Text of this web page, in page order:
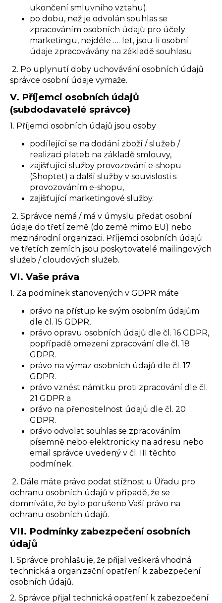
ukončení smluvního vztahu).
po dobu, než je odvolán souhlas se
zpracováním osobních údajů pro účely
marketingu, nejdéle …. let, jsou-li osobní
údaje zpracovávány na základě souhlasu.
2. Po uplynutí doby uchovávání osobních údajů
správce osobní údaje vymaže.
V. Příjemci osobních údajů
(subdodavatelé správce)
1. Příjemci osobních údajů jsou osoby
podílející se na dodání zboží / služeb /
realizaci plateb na základě smlouvy,
zajišťující služby provozování e-shopu
(Shoptet) a další služby v souvislosti s
provozováním e-shopu,
zajišťující marketingové služby.
2. Správce nemá / má v úmyslu předat osobní
údaje do třetí země (do země mimo EU) nebo
mezinárodní organizaci. Příjemci osobních údajů
ve třetích zemích jsou poskytovatelé mailingových
služeb / cloudových služeb.
VI. Vaše práva
1. Za podmínek stanovených v GDPR máte
právo na přístup ke svým osobním údajům
dle čl. 15 GDPR,
právo opravu osobních údajů dle čl. 16 GDPR,
popřípadě omezení zpracování dle čl. 18
GDPR.
právo na výmaz osobních údajů dle čl. 17
GDPR.
právo vznést námitku proti zpracování dle čl.
21 GDPR a
právo na přenositelnost údajů dle čl. 20
GDPR.
právo odvolat souhlas se zpracováním
písemně nebo elektronicky na adresu nebo
email správce uvedený v čl. III těchto
podmínek.
2. Dále máte právo podat stížnost u Úřadu pro
ochranu osobních údajů v případě, že se
domníváte, že bylo porušeno Vaší právo na
ochranu osobních údajů.
VII. Podmínky zabezpečení osobních
údajů
1. Správce prohlašuje, že přijal veškerá vhodná
technická a organizační opatření k zabezpečení
osobních údajů.
2. Správce přijal technická opatření k zabezpečení